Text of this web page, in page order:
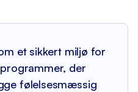
et sikkert miljø for
der
følelsesmæssig